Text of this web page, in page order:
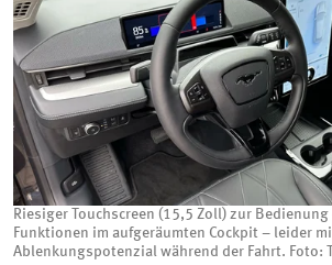
Riesiger Touchscreen (15,5 Zoll) zur
Funktionen im aufgeräumten Cockpit – leider
Ablenkungspotenzial während der Fahrt. Foto: